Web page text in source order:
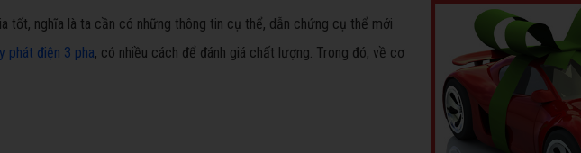
tốt, nghĩa là ta cần có những thông tin cụ thể, dẫn chứng cụ thể mới
phát điện 3 pha, có nhiều cách để đánh giá chất lượng. Trong đó, về cơ